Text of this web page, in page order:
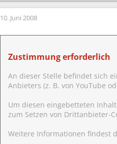
10. Juni 2008
Zustimmung erforderlich
An dieser Stelle befindet sich
Anbieters (z. B. von YouTube
Um diesen eingebetteten
zum Setzen von Drittanbieter-
Weitere Informationen findest